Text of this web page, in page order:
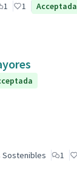
1 1 Acceptada
Sostenibles 1